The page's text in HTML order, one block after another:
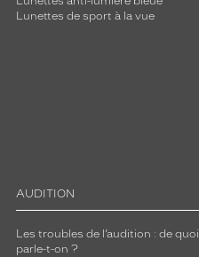
Lunettes de sport à la vue
AUDITION
Les troubles de l’audition : de quoi
parle-t-on ?